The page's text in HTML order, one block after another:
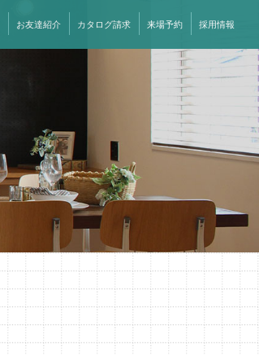
お友達紹介 カタログ請求 来場予約 採用情報